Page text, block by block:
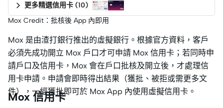
更多精選信用卡 (10)
Mox Credit：批核後 App 內即用
Mox 是由渣打銀行推出的虛擬銀行。根據官方資料，客戶
必須先成功開立 Mox 戶口才可申請 Mox 信用卡；若同時申
請戶口及信用卡，Mox 會在戶口批核及開立後，才處理信
用卡申請。申請會即時得出結果（獲批、被拒或需更多文
件），一經獲批即可於 Mox App 內使用虛擬信用卡。
Mox 信用卡